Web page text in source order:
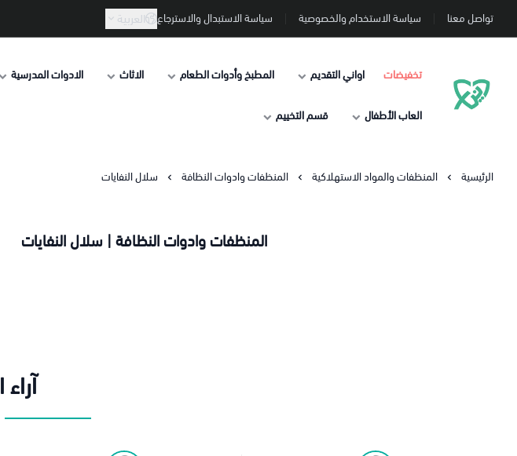
تواصل معنا سياسة الاستخدام والخصوصية سياسة الاستبدال والاسترجاع العربية
دنيا الاسعار
تخفيضات اواني التقديم المطبخ وأدوات الطعام الاثاث الادوات المدرسية
العاب الأطفال قسم التخييم
الرئيسية المنظفات والمواد الاستهلاكية المنظفات وادوات النظافة سلال النفايات
المنظفات وادوات النظافة | سلال النفايات